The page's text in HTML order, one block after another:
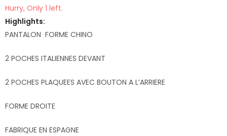
Hurry, Only 1 left.
Highlights:
PANTALON FORME CHINO
2 POCHES ITALIENNES DEVANT
2 POCHES PLAQUEES AVEC BOUTON A L’ARRIERE
FORME DROITE
FABRIQUE EN ESPAGNE